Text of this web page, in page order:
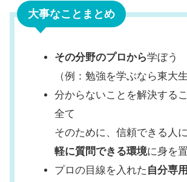
大事なことまとめ
その分野のプロから学ぼう
（例：勉強を学ぶなら東大生
分からないことを解決する
全て
そのために、信頼できる人に
軽に質問できる環境に身を
プロの目線を入れた 自分専